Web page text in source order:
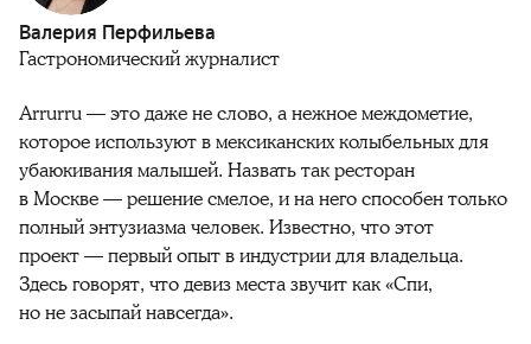
Валерия Перфильева
Гастрономический журналист
Arrurru — это даже не слово, а нежное междометие,
которое используют в мексиканских колыбельных для
убаюкивания малышей. Назвать так ресторан
в Москве — решение смелое, и на него способен только
полный энтузиазма человек. Известно, что этот
проект — первый опыт в индустрии для владельца.
Здесь говорят, что девиз места звучит как «Спи,
но не засыпай навсегда».